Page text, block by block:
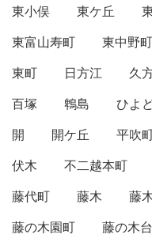
東小俣 東ケ丘
東富山寿町
東中野町
東町
日方江 久
百塚
鵯島 ひよ
開
開ケ丘 平吹
伏木
不二越本町
藤代町
藤木 藤
藤の木園町
藤の木台